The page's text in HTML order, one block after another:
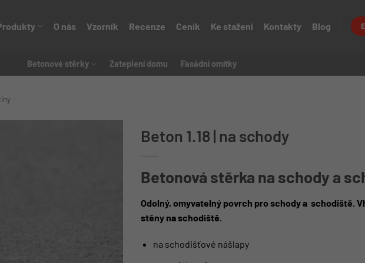
O nás Vzorník Recenze Ceník Ke stažení Kontakty Blog
Betonové stěrky Zateplení domu Fasádní omítky
Beton 1.18 | na schody
Betonová stěrka na schody a
Odolný, omyvatelný povrch pro schody a schodiště.
stěny na schodiště.
na schodišťové nášlapy